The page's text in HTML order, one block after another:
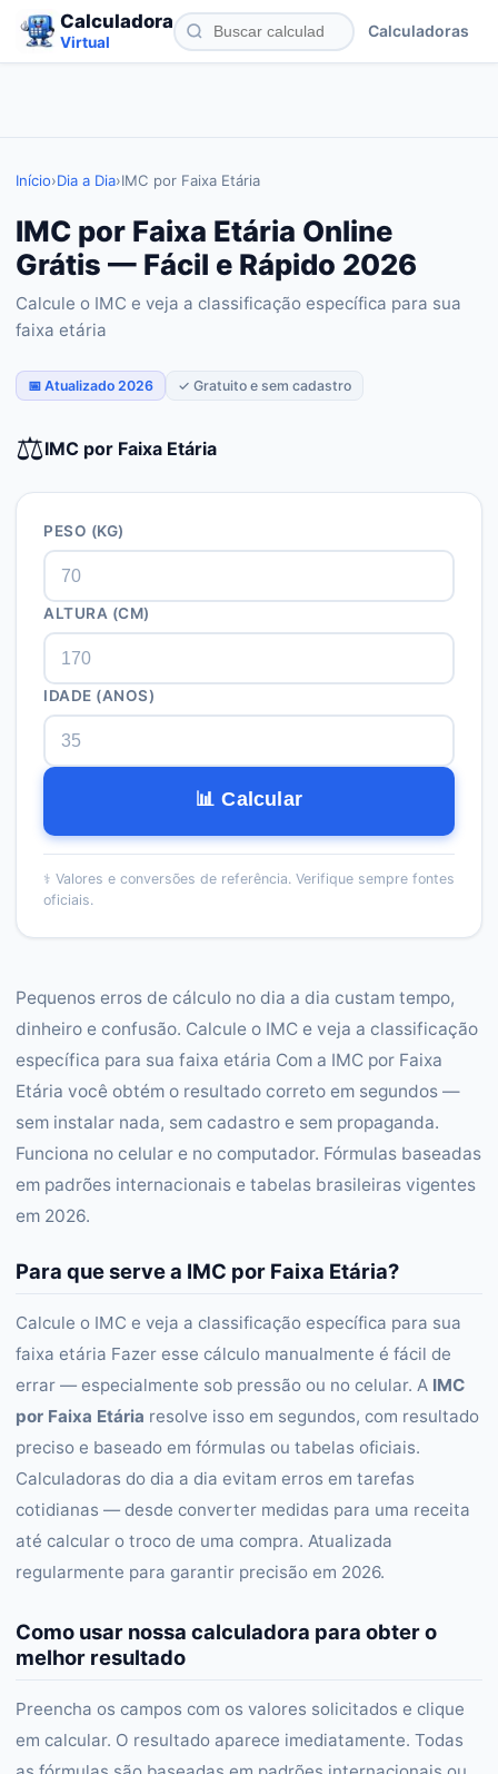
Calculadora
Virtual
Calculadoras
Início›Dia a Dia›IMC por Faixa Etária
IMC por Faixa Etária Online
Grátis — Fácil e Rápido 2026
Calcule o IMC e veja a classificação específica para sua
faixa etária
📅 Atualizado 2026 ✓ Gratuito e sem cadastro
⚖️IMC por Faixa Etária
PESO (KG)
ALTURA (CM)
IDADE (ANOS)
📊 Calcular
⚕️ Valores e conversões de referência. Verifique sempre fontes
oficiais.
Pequenos erros de cálculo no dia a dia custam tempo,
dinheiro e confusão. Calcule o IMC e veja a classificação
específica para sua faixa etária Com a IMC por Faixa
Etária você obtém o resultado correto em segundos —
sem instalar nada, sem cadastro e sem propaganda.
Funciona no celular e no computador. Fórmulas baseadas
em padrões internacionais e tabelas brasileiras vigentes
em 2026.
Para que serve a IMC por Faixa Etária?
Calcule o IMC e veja a classificação específica para sua
faixa etária Fazer esse cálculo manualmente é fácil de
errar — especialmente sob pressão ou no celular. A IMC
por Faixa Etária resolve isso em segundos, com resultado
preciso e baseado em fórmulas ou tabelas oficiais.
Calculadoras do dia a dia evitam erros em tarefas
cotidianas — desde converter medidas para uma receita
até calcular o troco de uma compra. Atualizada
regularmente para garantir precisão em 2026.
Como usar nossa calculadora para obter o
melhor resultado
Preencha os campos com os valores solicitados e clique
em calcular. O resultado aparece imediatamente. Todas